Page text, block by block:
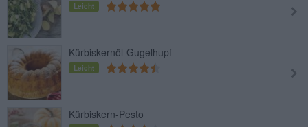
Leicht
Kürbiskernöl-Gugelhupf
Leicht
Kürbiskern-Pesto